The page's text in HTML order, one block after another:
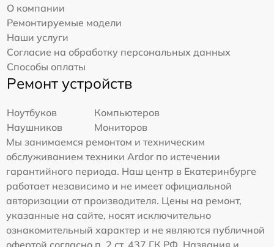
О компании
Ремонтируемые модели
Наши услуги
Согласие на обработку персональных данных
Способы оплаты
Ремонт устройств
Ноутбуков
Компьютеров
Наушников
Мониторов
Мы занимаемся ремонтом и техническим
обслуживанием техники Ardor по истечении
гарантийного периода. Наш центр в Екатеринбурге
работает независимо и не имеет официальной
авторизации от производителя. Цены на ремонт,
указанные на сайте, носят исключительно
ознакомительный характер и не являются публичной
офертой согласно п. 2 ст. 437 ГК РФ. Названия и